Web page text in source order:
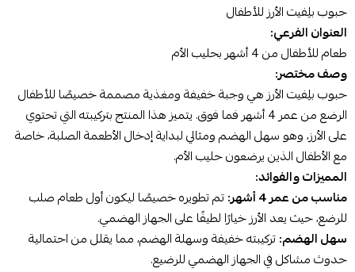
حبوب بلِفيت الأرز للأطفال
العنوان الفرعي:
طعام للأطفال من 4 أشهر بحليب الأم
وصف مختصر:
حبوب بلِفيت الأرز هي وجبة خفيفة ومغذية مصممة خصيصًا للأطفال
الرضع من عمر 4 أشهر فما فوق. يتميز هذا المنتج بتركيبته التي تحتوي
على الأرز، وهو سهل الهضم ومثالي لبداية إدخال الأطعمة الصلبة، خاصة
مع الأطفال الذين يرضعون حليب الأم.
المميزات والفوائد:
مناسب من عمر 4 أشهر:
تم تطويره خصيصًا ليكون أول طعام صلب
للرضع، حيث يعد الأرز خيارًا لطيفًا على الجهاز الهضمي.
سهل الهضم:تركيبته خفيفة وسهلة الهضم، مما يقلل من احتمالية
حدوث مشاكل في الجهاز الهضمي للرضيع.